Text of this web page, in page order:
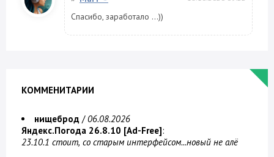
Спасибо, заработало ...))
КОММЕНИТАРИИ
нищеброд /06.08.2026
Яндекс.Погода 26.8.10 [Ad-Free]:
23.10.1 стоит, со старым интерфейсом...новый не алё